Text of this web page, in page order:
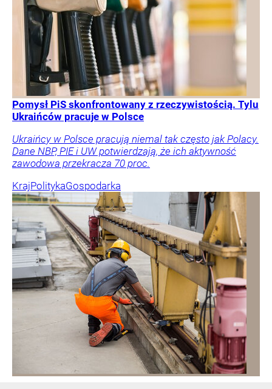
Pomysł PiS skonfrontowany z rzeczywistością. Tylu
Ukraińców pracuje w Polsce
Ukraińcy w Polsce pracują niemal tak często jak Polacy.
Dane NBP, PIE i UW potwierdzają, że ich aktywność
zawodowa przekracza 70 proc.
KrajPolitykaGospodarka